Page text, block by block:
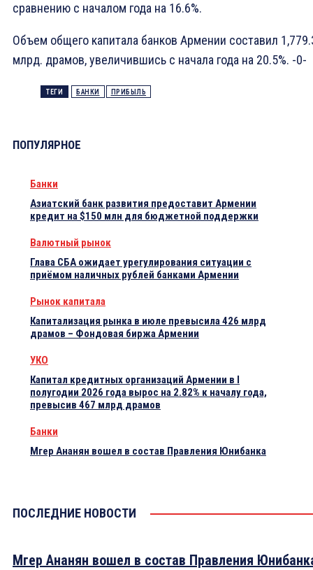
сравнению с началом года на 16.6%.
Объем общего капитала банков Армении составил
млрд. драмов, увеличившись с начала года на 20.5%. -0-
ТЕГИ БАНКИ ПРИБЫЛЬ
ПОПУЛЯРНОЕ
Банки
Азиатский банк развития предоставит Армении
кредит на $150 млн для бюджетной поддержки
Валютный рынок
Глава СБА ожидает урегулирования ситуации с
приёмом наличных рублей банками Армении
Рынок капитала
Капитализация рынка в июле превысила 426 млрд
драмов – Фондовая биржа Армении
УКО
Капитал кредитных организаций Армении в I
полугодии 2026 года вырос на 2.82% к началу года,
превысив 467 млрд драмов
Банки
Мгер Ананян вошел в состав Правления Юнибанка
ПОСЛЕДНИЕ НОВОСТИ
Мгер Ананян вошел в состав Правления